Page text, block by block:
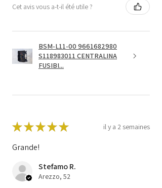
Cet avis vous a-t-il été utile ?
BSM-L11-00 9661682980
S118983011 CENTRALINA
FUSIBI...
★★★★★ il y a 2 semaines
Grande!
Stefamo R.
Arezzo, 52